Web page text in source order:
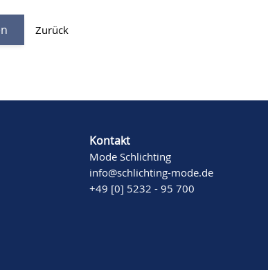
Zurück
Kontakt
Mode Schlichting
info@schlichting-mode.de
+49 [0] 5232 - 95 700